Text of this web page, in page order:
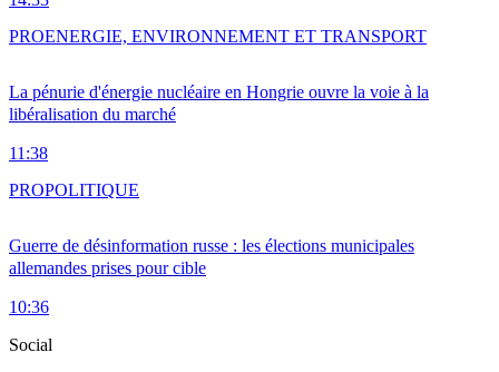
La pénurie d'énergie nucléaire en Hongrie ouvre la voie à la
libéralisation du marché
11:38
PROENERGIE, ENVIRONNEMENT ET TRANSPORT
Guerre de désinformation russe : les élections municipales
allemandes prises pour cible
10:36
PROPOLITIQUE
Social